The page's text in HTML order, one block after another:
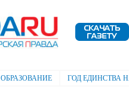
ОБРАЗОВАНИЕ ГОД ЕДИНСТВА